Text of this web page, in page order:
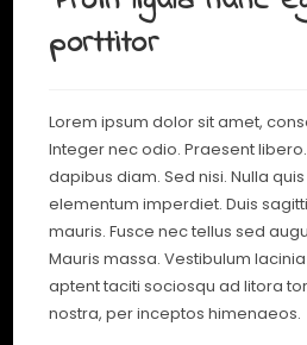
porttitor
Lorem ipsum dolor sit amet,
Integer nec odio. Praesent
dapibus diam. Sed nisi. Nulla
elementum imperdiet. Duis
mauris. Fusce nec tellus sed
Mauris massa. Vestibulum
aptent taciti sociosqu ad litora
nostra, per inceptos himenaeos.